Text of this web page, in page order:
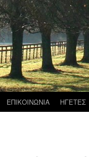
ΕΠΙΚΟΙΝΩΝΙΑ ΗΓΕΤΕΣ